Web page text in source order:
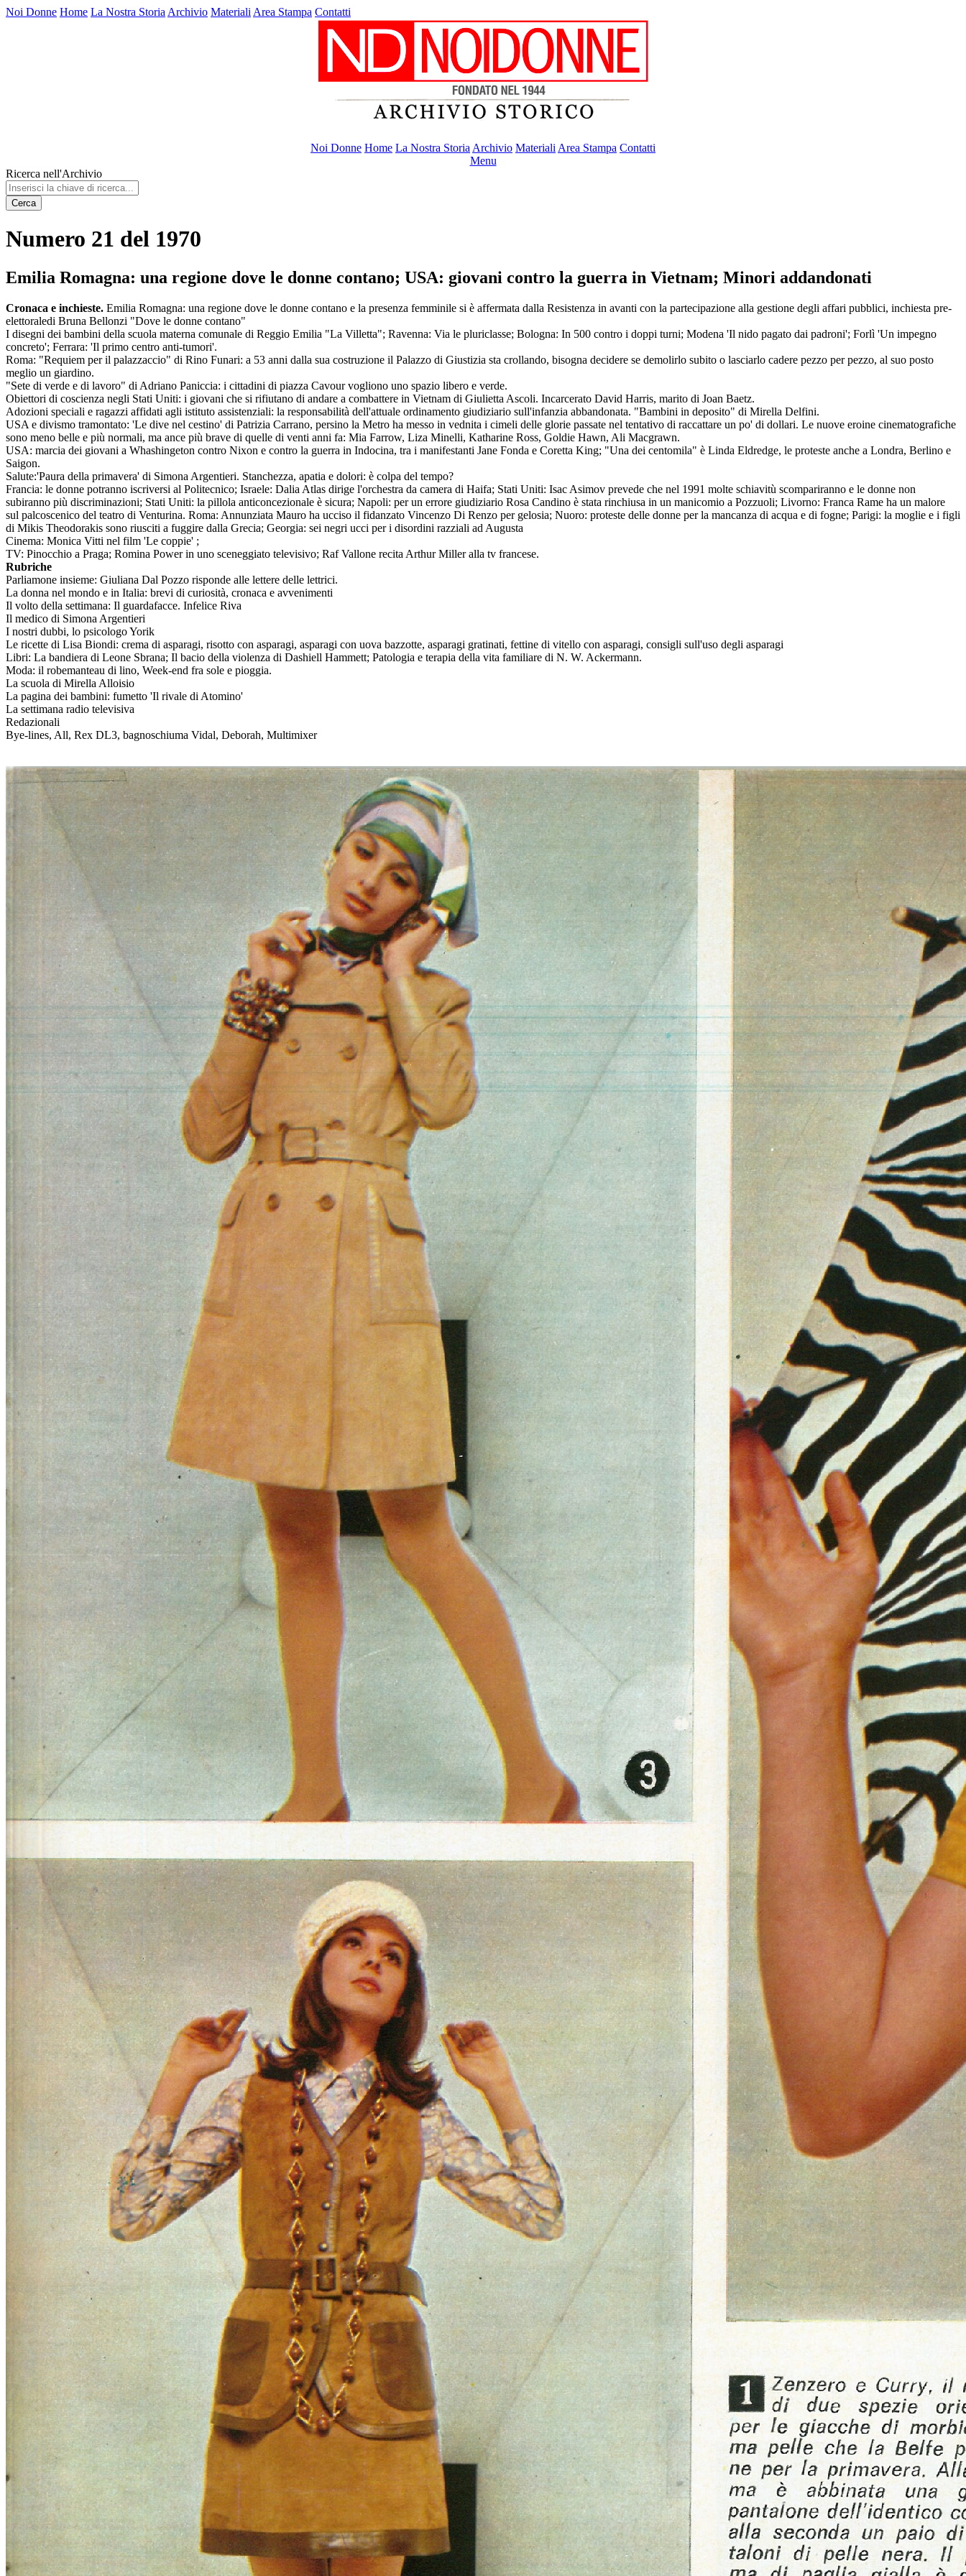
Noi Donne Home La Nostra Storia Archivio Materiali Area Stampa Contatti
Noi Donne Home La Nostra Storia Archivio Materiali Area Stampa Contatti
Menu
Ricerca nell'Archivio
Cerca
Numero 21 del 1970
Emilia Romagna: una regione dove le donne contano; USA: giovani contro la guerra in Vietnam; Minori addandonati
Cronaca e inchieste. Emilia Romagna: una regione dove le donne contano e la presenza femminile si è affermata dalla Resistenza in avanti con la partecipazione alla gestione degli affari pubblici, inchiesta pre-
elettoraledi Bruna Bellonzi "Dove le donne contano"
I disegni dei bambini della scuola materna comunale di Reggio Emilia "La Villetta"; Ravenna: Via le pluriclasse; Bologna: In 500 contro i doppi turni; Modena 'Il nido pagato dai padroni'; Forlì 'Un impegno
concreto'; Ferrara: 'Il primo centro anti-tumori'.
Roma: "Requiem per il palazzaccio" di Rino Funari: a 53 anni dalla sua costruzione il Palazzo di Giustizia sta crollando, bisogna decidere se demolirlo subito o lasciarlo cadere pezzo per pezzo, al suo posto
meglio un giardino.
"Sete di verde e di lavoro" di Adriano Paniccia: i cittadini di piazza Cavour vogliono uno spazio libero e verde.
Obiettori di coscienza negli Stati Uniti: i giovani che si rifiutano di andare a combattere in Vietnam di Giulietta Ascoli. Incarcerato David Harris, marito di Joan Baetz.
Adozioni speciali e ragazzi affidati agli istituto assistenziali: la responsabilità dell'attuale ordinamento giudiziario sull'infanzia abbandonata. "Bambini in deposito" di Mirella Delfini.
USA e divismo tramontato: 'Le dive nel cestino' di Patrizia Carrano, persino la Metro ha messo in vednita i cimeli delle glorie passate nel tentativo di raccattare un po' di dollari. Le nuove eroine cinematografiche
sono meno belle e più normali, ma ance più brave di quelle di venti anni fa: Mia Farrow, Liza Minelli, Katharine Ross, Goldie Hawn, Ali Macgrawn.
USA: marcia dei giovani a Whashingeton contro Nixon e contro la guerra in Indocina, tra i manifestanti Jane Fonda e Coretta King; "Una dei centomila" è Linda Eldredge, le proteste anche a Londra, Berlino e
Saigon.
Salute:'Paura della primavera' di Simona Argentieri. Stanchezza, apatia e dolori: è colpa del tempo?
Francia: le donne potranno iscriversi al Politecnico; Israele: Dalia Atlas dirige l'orchestra da camera di Haifa; Stati Uniti: Isac Asimov prevede che nel 1991 molte schiavitù scompariranno e le donne non
subiranno più discriminazioni; Stati Uniti: la pillola anticoncezionale è sicura; Napoli: per un errore giudiziario Rosa Candino è stata rinchiusa in un manicomio a Pozzuoli; Livorno: Franca Rame ha un malore
sul palcoscenico del teatro di Venturina. Roma: Annunziata Mauro ha ucciso il fidanzato Vincenzo Di Renzo per gelosia; Nuoro: proteste delle donne per la mancanza di acqua e di fogne; Parigi: la moglie e i figli
di Mikis Theodorakis sono riusciti a fuggire dalla Grecia; Georgia: sei negri ucci per i disordini razziali ad Augusta
Cinema: Monica Vitti nel film 'Le coppie' ;
TV: Pinocchio a Praga; Romina Power in uno sceneggiato televisivo; Raf Vallone recita Arthur Miller alla tv francese.
Rubriche
Parliamone insieme: Giuliana Dal Pozzo risponde alle lettere delle lettrici.
La donna nel mondo e in Italia: brevi di curiosità, cronaca e avvenimenti
Il volto della settimana: Il guardafacce. Infelice Riva
Il medico di Simona Argentieri
I nostri dubbi, lo psicologo Yorik
Le ricette di Lisa Biondi: crema di asparagi, risotto con asparagi, asparagi con uova bazzotte, asparagi gratinati, fettine di vitello con asparagi, consigli sull'uso degli asparagi
Libri: La bandiera di Leone Sbrana; Il bacio della violenza di Dashiell Hammett; Patologia e terapia della vita familiare di N. W. Ackermann.
Moda: il robemanteau di lino, Week-end fra sole e pioggia.
La scuola di Mirella Alloisio
La pagina dei bambini: fumetto 'Il rivale di Atomino'
La settimana radio televisiva
Redazionali
Bye-lines, All, Rex DL3, bagnoschiuma Vidal, Deborah, Multimixer